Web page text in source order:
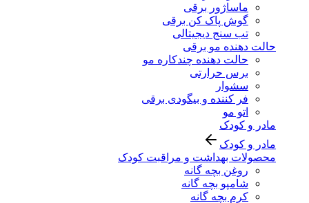
ماساژور برقی
گوش پاک کن برقی
تب سنج دیجیتالی
حالت دهنده مو برقی
حالت دهنده چندکاره مو
برس حرارتی
سشوار
فر کننده و بیگودی برقی
اتو مو
مادر و کودک
مادر و کودک
محصولات بهداشت و مراقبت کودک
روغن بچه گانه
شامپو بچه گانه
کرم بچه گانه